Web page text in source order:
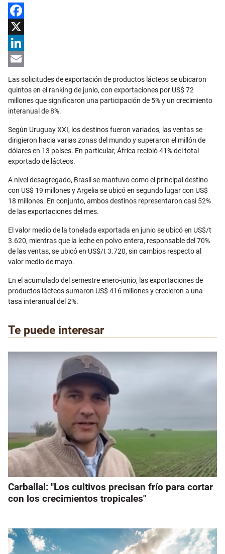
Facebook
X
LinkedIn
Email
Las solicitudes de exportación de productos lácteos se ubicaron
quintos en el ranking de junio, con exportaciones por US$ 72
millones que significaron una participación de 5% y un crecimiento
interanual de 8%.
Según Uruguay XXI, los destinos fueron variados, las ventas se
dirigieron hacia varias zonas del mundo y superaron el millón de
dólares en 13 países. En particular, África recibió 41% del total
exportado de lácteos.
A nivel desagregado, Brasil se mantuvo como el principal destino
con US$ 19 millones y Argelia se ubicó en segundo lugar con US$
18 millones. En conjunto, ambos destinos representaron casi 52%
de las exportaciones del mes.
El valor medio de la tonelada exportada en junio se ubicó en US$/t
3.620, mientras que la leche en polvo entera, responsable del 70%
de las ventas, se ubicó en US$/t 3.720, sin cambios respecto al
valor medio de mayo.
En el acumulado del semestre enero-junio, las exportaciones de
productos lácteos sumaron US$ 416 millones y crecieron a una
tasa interanual del 2%.
Te puede interesar
Carballal: "Los cultivos precisan frío para cortar
con los crecimientos tropicales"